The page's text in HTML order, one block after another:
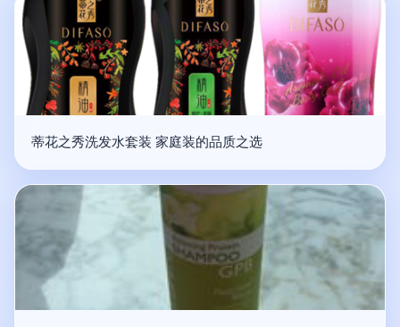
蒂花之秀洗发水套装 家庭装的品质之选